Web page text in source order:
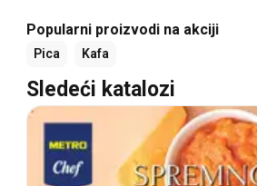
Popularni proizvodi na akciji
Pica Kafa
Sledeći katalozi